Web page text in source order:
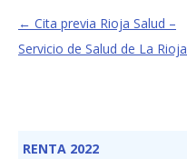
← Cita previa Rioja Salud –
Servicio de Salud de La Rioja
RENTA 2022